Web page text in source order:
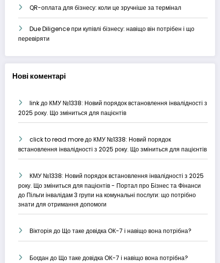
QR-оплата для бізнесу: коли це зручніше за термінал
Due Diligence при купівлі бізнесу: навіщо він потрібен і що
перевіряти
Нові коментарі
linkдо КМУ №1338: Новий порядок встановлення інвалідності з
2025 року. Що зміниться для пацієнтів
click to read moreдо КМУ №1338: Новий порядок
встановлення інвалідності з 2025 року. Що зміниться для пацієнтів
КМУ №1338: Новий порядок встановлення інвалідності з 2025
року. Що зміниться для пацієнтів - Портал про Бізнес та Фінанси
до Пільги інвалідам 3 групи на комунальні послуги: що потрібно
знати для отримання допомоги
Вікторія до Що таке довідка ОК-7 і навіщо вона потрібна?
Богдан до Що таке довідка ОК-7 і навіщо вона потрібна?